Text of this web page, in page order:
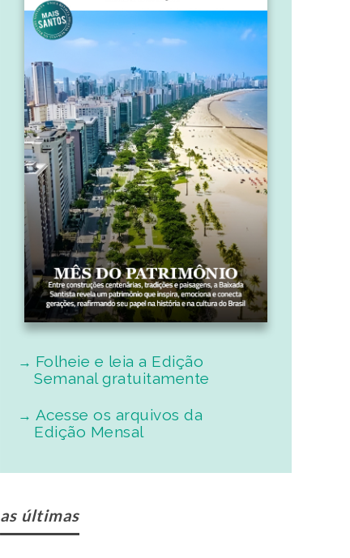
Folheie e leia a Edição
Semanal gratuitamente
Acesse os arquivos da
Edição Mensal
as últimas